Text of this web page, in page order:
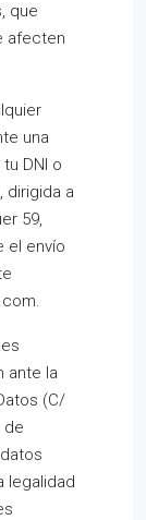
que
afecten
una
DNI o
dirigida a
59,
el envío
ante la
(C/
de
legalidad